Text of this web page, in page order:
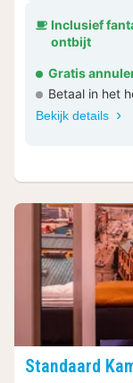
Inclusief
ontbijt
Gratis
Betaal in het
Bekijk details
Standaard